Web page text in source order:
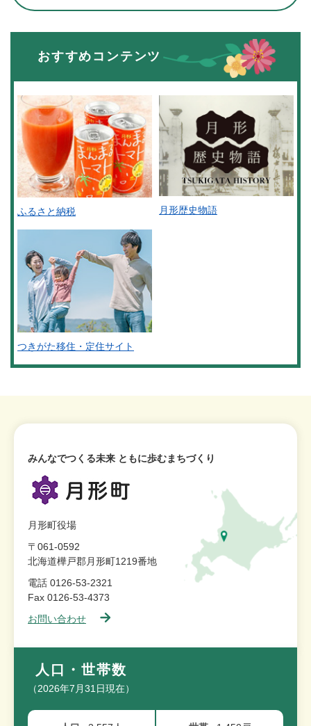
おすすめコンテンツ
ふるさと納税 月形歴史物語
つきがた移住・定住サイト
みんなでつくる未来 ともに歩むまちづくり
月形町役場
〒061-0592
北海道樺戸郡月形町1219番地
電話 0126-53-2321
Fax 0126-53-4373
お問い合わせ
人口・世帯数
（2026年7月31日現在）